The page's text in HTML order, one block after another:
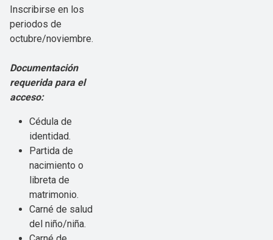
Inscribirse en los
periodos de
octubre/noviembre.
Documentación
requerida para el
acceso:
Cédula de
identidad.
Partida de
nacimiento o
libreta de
matrimonio.
Carné de salud
del niño/niña.